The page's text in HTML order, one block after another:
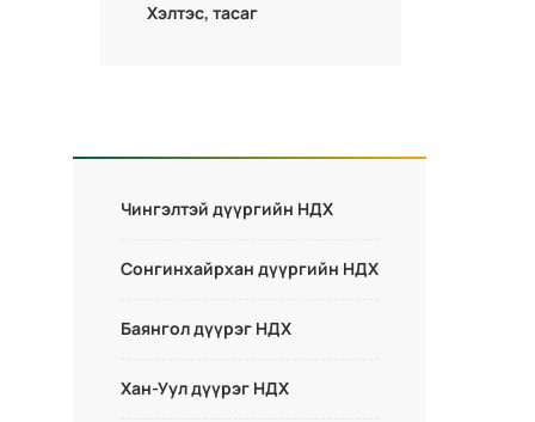
Хэлтэс, тасаг
Чингэлтэй дүүргийн НДХ
Сонгинхайрхан дүүргийн НДХ
Баянгол дүүрэг НДХ
Хан-Уул дүүрэг НДХ